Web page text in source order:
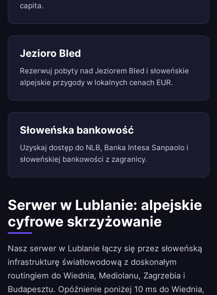
capita.
Jezioro Bled
Rezerwuj pobyty nad Jeziorem Bled i słoweńskie
alpejskie przygody w lokalnych cenach EUR.
Słoweńska bankowość
Uzyskaj dostęp do NLB, Banka Intesa Sanpaolo i
słoweńskiej bankowości z zagranicy.
Serwer w Lublanie: alpejskie
cyfrowe skrzyżowanie
Nasz serwer w Lublanie łączy się przez słoweńską
infrastrukturę światłowodową z doskonałym
routingiem do Wiednia, Mediolanu, Zagrzebia i
Budapesztu. Opóźnienie poniżej 10 ms do Wiednia,